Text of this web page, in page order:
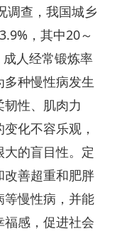
调查，我国城乡
，其中20～
人经常锻炼率
种慢性病发生
性、肌肉力
化不容乐观，
的盲目性。定
改善超重和肥胖
等慢性病，并能
感，促进社会